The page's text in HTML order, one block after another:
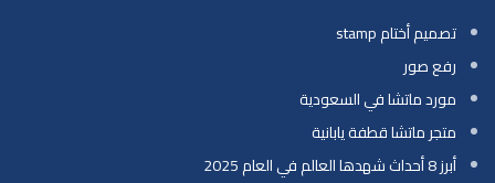
تصميم أختام stamp
رفع صور
مورد ماتشا في السعودية
متجر ماتشا قطفة يابانية
أبرز 8 أحداث شهدها العالم في العام 2025